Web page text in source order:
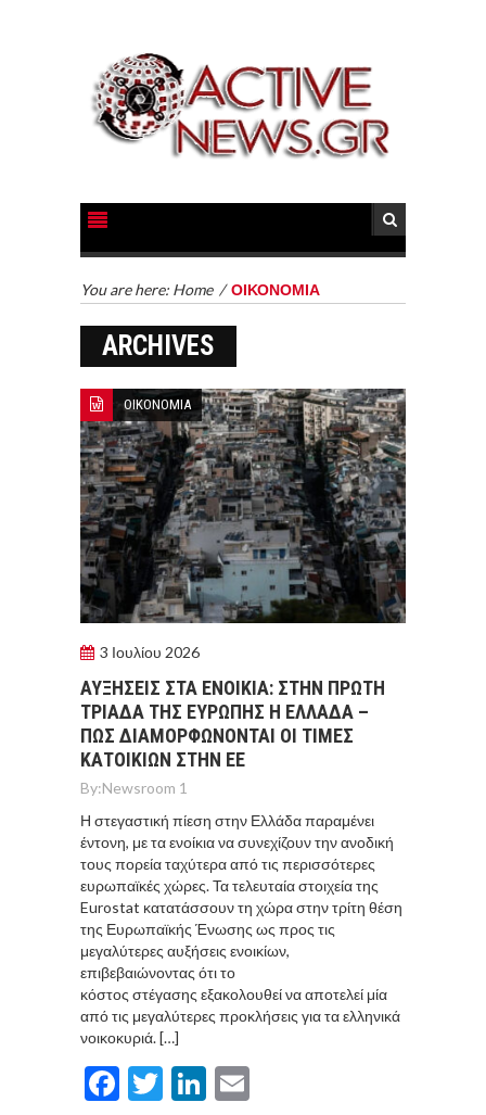
You are here: Home /ΟΙΚΟΝΟΜΙΑ
ARCHIVES
ΟΙΚΟΝΟΜΙΑ
3 Ιουλίου 2026
ΑΥΞΗΣΕΙΣ ΣΤΑ ΕΝΟΙΚΙΑ: ΣΤΗΝ ΠΡΩΤΗ
ΤΡΙΑΔΑ ΤΗΣ ΕΥΡΩΠΗΣ Η ΕΛΛΑΔΑ –
ΠΩΣ ΔΙΑΜΟΡΦΩΝΟΝΤΑΙ ΟΙ ΤΙΜΕΣ
ΚΑΤΟΙΚΙΩΝ ΣΤΗΝ ΕΕ
By:Newsroom 1
Η στεγαστική πίεση στην Ελλάδα παραμένει
έντονη, με τα ενοίκια να συνεχίζουν την ανοδική
τους πορεία ταχύτερα από τις περισσότερες
ευρωπαϊκές χώρες. Τα τελευταία στοιχεία της
Eurostat κατατάσσουν τη χώρα στην τρίτη θέση
της Ευρωπαϊκής Ένωσης ως προς τις
μεγαλύτερες αυξήσεις ενοικίων,
επιβεβαιώνοντας ότι το
κόστος στέγασης εξακολουθεί να αποτελεί μία
από τις μεγαλύτερες προκλήσεις για τα ελληνικά
νοικοκυριά. […]
Facebook
TwitterLinkedIn